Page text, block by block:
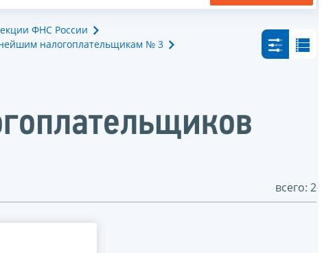
ФНС России
налогоплательщикам № 3
всего: 2